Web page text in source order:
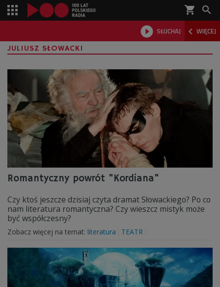
shopping_cart 
 SŁUCHAJ  WIĘCEJ

JULIUSZ SŁOWACKI
Romantyczny powrót "Kordiana"
Czy ktoś jeszcze dzisiaj czyta dramat Słowackiego? Po co
nam literatura romantyczna? Czy wieszcz mistyk może
być współczesny?
Zobacz więcej na temat: literatura TEATR